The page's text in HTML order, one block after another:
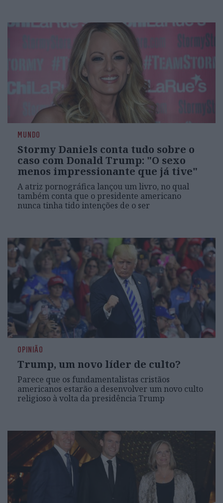
MUNDO
Stormy Daniels conta tudo sobre o
caso com Donald Trump: "O sexo
menos impressionante que já tive"
A atriz pornográfica lançou um livro, no qual
também conta que o presidente americano
nunca tinha tido intenções de o ser
OPINIÃO
Trump, um novo líder de culto?
Parece que os fundamentalistas cristãos
americanos estarão a desenvolver um novo culto
religioso à volta da presidência Trump